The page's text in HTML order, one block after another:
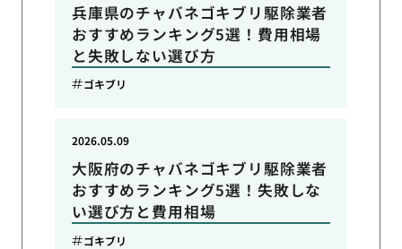
兵庫県のチャバネゴキブリ駆除業者
おすすめランキング5選！費用相場
と失敗しない選び方
ゴキブリ
大阪府のチャバネゴキブリ駆除業者
おすすめランキング5選！失敗しな
い選び方と費用相場
2026.05.09
ゴキブリ